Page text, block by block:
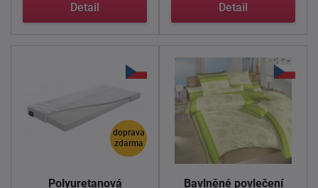
Detail Detail
doprava
zdarma
Polyuretanová Bavlněné povlečení